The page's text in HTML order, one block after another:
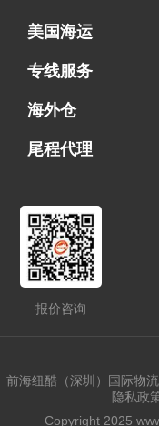
美国海运
海运拼柜
海运整柜
美国海卡
加拿大海运
专线服务
FBA专线直送
超大件专线
AWD专线
电池专线
海外仓
一件代发
FBA中转
贴标换标
拆柜/存储
尾程代理
报价咨询
前海纽酷（深圳）国际物
隐私政
Copyright 2025